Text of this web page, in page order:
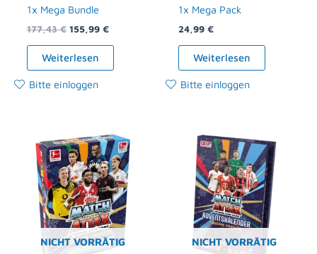
1x Mega Bundle
177,43€ 155,99 €
Weiterlesen
Bitte einloggen
1x Mega Pack
24,99 €
Weiterlesen
Bitte einloggen
NICHT VORRÄTIG NICHT VORRÄTIG